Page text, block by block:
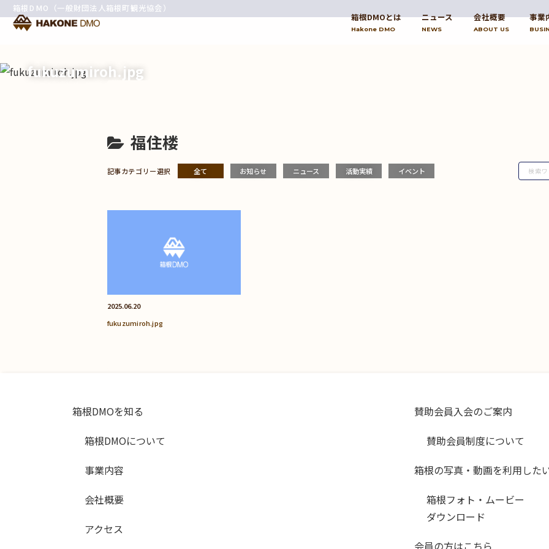
箱根DMO（一般財団法人箱根町観光協会）
箱根DMOとは
Hakone DMO
ニュース
NEWS
会社概要
ABOUT US
事業
fukuzumiroh.jpg
福住楼
記事カテゴリー選択 全て お知らせ ニュース 活動実績 イベント
2025.06.20
fukuzumiroh.jpg
箱根DMOを知る
箱根DMOについて
事業内容
会社概要
アクセス
賛助会員入会のご案内
賛助会員制度について
箱根の写真・動画を利用した
箱根フォト・ムービー
ダウンロード
会員の方はこちら